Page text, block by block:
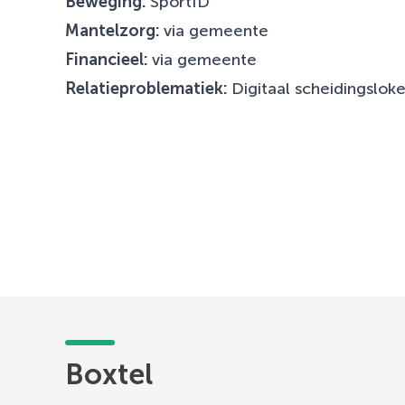
Mantelzorg: via gemeente
Financieel: via gemeente
Relatieproblematiek: Digitaal
Boxtel